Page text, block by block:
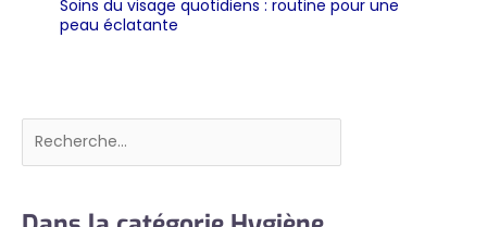
Soins du visage quotidiens : routine pour une
peau éclatante
Rechercher